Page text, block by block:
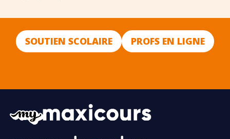
SOUTIEN SCOLAIRE PROFS EN LIGNE